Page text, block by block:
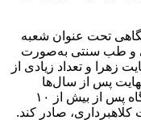
تحت عنوان شعبه
و طب سنتی به‌صورت
و تعداد زیادی از
پس از سال‌ها
دوندگی شاکیان این پرونده، باعث شد دادگاه پس از بیش از ۱۰
صادر کند.